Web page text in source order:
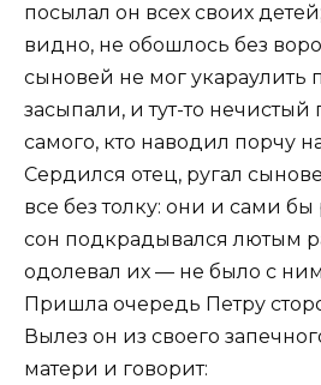
посылал он всех своих
видно, не обошлось без
сыновей не мог укараулить
засыпали, и тут-то нечистый
самого, кто наводил порчу
Сердился отец, ругал
все без толку: они и сами бы
сон подкрадывался лютым
одолевал их — не было с
Пришла очередь Петру
Вылез он из своего
матери и говорит: